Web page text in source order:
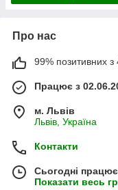
Про нас
99% позитивних з
Працює з
м. Львів
Львів, Україна
Контакти
Сьогодні
Показати весь